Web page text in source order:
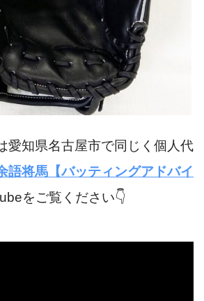
愛知県名古屋市で同じく個人代
語将馬【バッティングアドバイ
をご覧ください👇